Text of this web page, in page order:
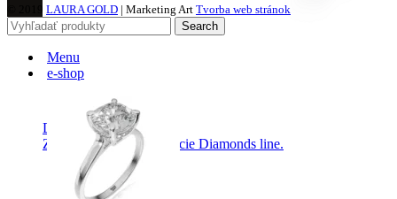
Diamond Line
Zásnubné prstne z kolekcie Diamonds line.
LAURA GOLD | Marketing Art Tvorba web stránok
Search
Menu
e-shop